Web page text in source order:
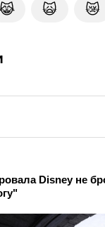
😹 🙀 😿
Disney не